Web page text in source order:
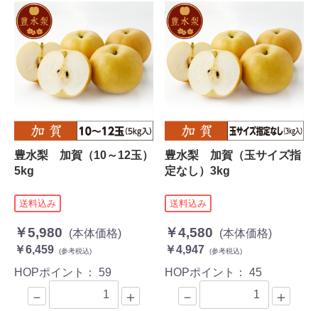
豊水梨 加賀（10～12玉）
5kg
送料込み
￥5,980
(本体価格)
￥6,459
(参考税込)
HOPポイント： 59
－ ＋
豊水梨 加賀（玉サイズ指
定なし）3kg
送料込み
￥4,580
(本体価格)
￥4,947
(参考税込)
HOPポイント： 45
－ ＋